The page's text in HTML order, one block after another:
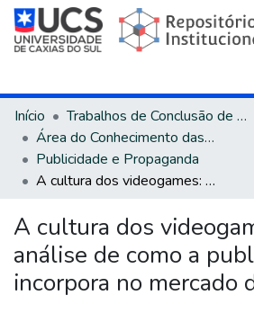
Início
Trabalhos de Conclusão de Curso
Área do Conhecimento das Ciências Sociais Aplicadas
Publicidade e Propaganda
A cultura dos videogames: uma análise de como a publicidade se incorpora no mercado de games
A cultura dos
análise de como a
incorpora no mercado